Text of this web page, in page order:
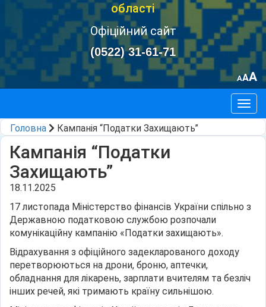
області
Офіційний сайт
(0522) 31-61-71
AAA
Головна
Кампанія “Податки Захищають”
Кампанія “Податки
Захищають”
18.11.2025
17 листопада Міністерство фінансів України спільно з
Державною податковою службою розпочали
комунікаційну кампанію «Податки захищають».
Відрахування з офіційного задекларованого доходу
перетворюються на дрони, броню, аптечки,
обладнання для лікарень, зарплати вчителям та безліч
інших речей, які тримають країну сильнішою.